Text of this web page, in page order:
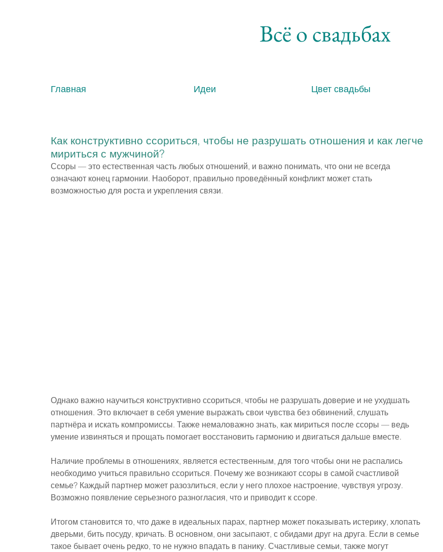
Всё о свадьбах
Главная Идеи Цвет свадьбы
Как конструктивно ссориться, чтобы не разрушать отношения и как легче
мириться с мужчиной?
Ссоры — это естественная часть любых отношений, и важно понимать, что они не всегда
означают конец гармонии. Наоборот, правильно проведённый конфликт может стать
возможностью для роста и укрепления связи.
Однако важно научиться конструктивно ссориться, чтобы не разрушать доверие и не ухудшать
отношения. Это включает в себя умение выражать свои чувства без обвинений, слушать
партнёра и искать компромиссы. Также немаловажно знать, как мириться после ссоры — ведь
умение извиняться и прощать помогает восстановить гармонию и двигаться дальше вместе.
Наличие проблемы в отношениях, является естественным, для того чтобы они не распались
необходимо учиться правильно ссориться. Почему же возникают ссоры в самой счастливой
семье? Каждый партнер может разозлиться, если у него плохое настроение, чувствуя угрозу.
Возможно появление серьезного разногласия, что и приводит к ссоре.
Итогом становится то, что даже в идеальных парах, партнер может показывать истерику, хлопать
дверьми, бить посуду, кричать. В основном, они засыпают, с обидами друг на друга. Если в семье
такое бывает очень редко, то не нужно впадать в панику. Счастливые семьи, также могут